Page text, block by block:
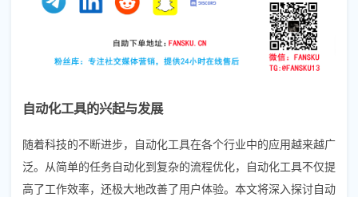
自动化工具的兴起与发展
随着科技的不断进步，自动化工具在各个行业中的应用越来越广
泛。从简单的任务自动化到复杂的流程优化，自动化工具不仅提
高了工作效率，还极大地改善了用户体验。本文将深入探讨自动